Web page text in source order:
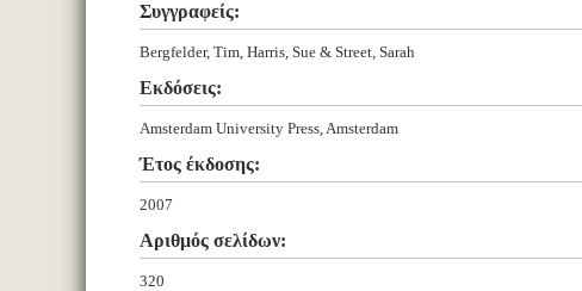
Συγγραφείς:
Bergfelder, Tim, Harris, Sue & Street, Sarah
Εκδόσεις:
Amsterdam University Press, Amsterdam
Έτος έκδοσης:
2007
Αριθμός σελίδων:
320